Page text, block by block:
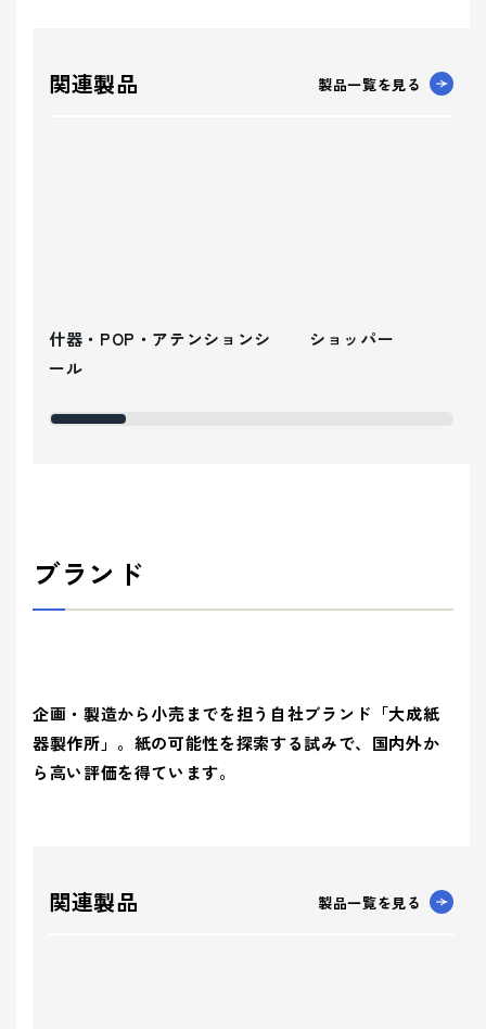
関連製品 製品一覧を見る
什器・POP・アテンションシ
ール
ショッパー
ブランド
企画・製造から小売までを担う自社ブランド「大成紙
器製作所」。紙の可能性を探索する試みで、国内外か
ら高い評価を得ています。
関連製品 製品一覧を見る